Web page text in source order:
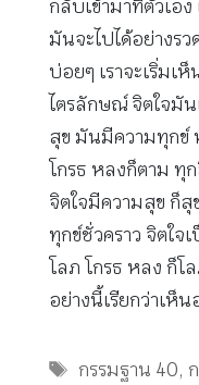
กลับเข้ามาที่ตัวเอง
มันจะไปได้อย่างรว
บ่อยๆ เราจะเริ่มเ
ไตรลักษณ์ จิตใจมั
สุข มันมีความทุกข์
โกรธ หลงก็ตาม ทุ
จิตใจมีความสุข ก็สุ
ทุกข์ชั่วคราว จิตใจ
โลภ โกรธ หลง ก็โ
อย่างนี้เรียกว่าเห็
Tags
กรรมฐาน 40,